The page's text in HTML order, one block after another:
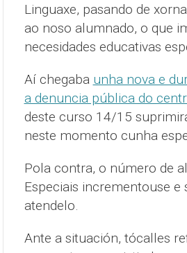
Linguaxe, pasando de
ao noso alumnado, o que
necesidades educativas
Aí chegaba unha nova e
a denuncia pública do
deste curso 14/15
neste momento cunha
Pola contra, o número de
Especiais incrementouse
atendelo.
Ante a situación, tócalles